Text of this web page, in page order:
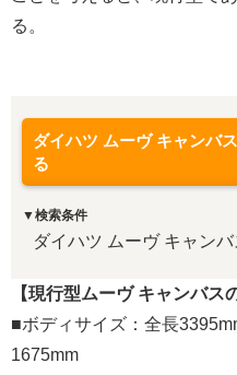
る。
ダイハツ ムーヴ キャンバ
る
▼検索条件
ダイハツ ムーヴ キャン
【現行型ムーヴ キャンバス
■ボディサイズ：全長
1675mm